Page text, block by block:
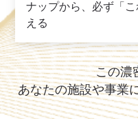
ナップから、必ず「
える
この濃
あなたの施設や事業